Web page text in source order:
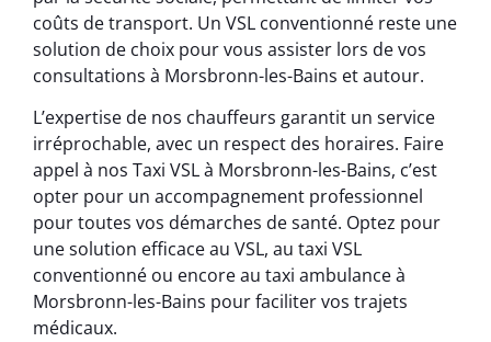
coûts de transport. Un VSL conventionné reste une
solution de choix pour vous assister lors de vos
consultations à Morsbronn-les-Bains et autour.
L’expertise de nos chauffeurs garantit un service
irréprochable, avec un respect des horaires. Faire
appel à nos Taxi VSL à Morsbronn-les-Bains, c’est
opter pour un accompagnement professionnel
pour toutes vos démarches de santé. Optez pour
une solution efficace au VSL, au taxi VSL
conventionné ou encore au taxi ambulance à
Morsbronn-les-Bains pour faciliter vos trajets
médicaux.